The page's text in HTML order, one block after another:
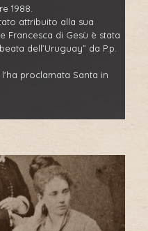
1988.
attribuito alla sua
Francesca di Gesù è stata
dell’Uruguay” da P.p.
l'ha proclamata Santa in